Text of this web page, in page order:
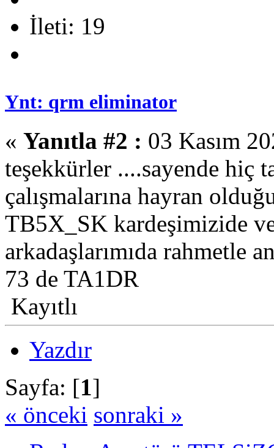
İleti: 19
Ynt: qrm eliminator
« Yanıtla #2 : 03 Kasım
teşekkürler ....sayende hiç
çalışmalarına hayran
TB5X_SK kardeşimizide
arkadaşlarımıda rahmetle
73 de TA1DR
Kayıtlı
Yazdır
Sayfa: [1]
« önceki sonraki »